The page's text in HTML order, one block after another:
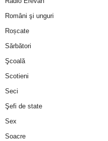
Români şi unguri
Roșcate
Sărbători
Şcoală
Scotieni
Seci
Şefi de state
Sex
Soacre